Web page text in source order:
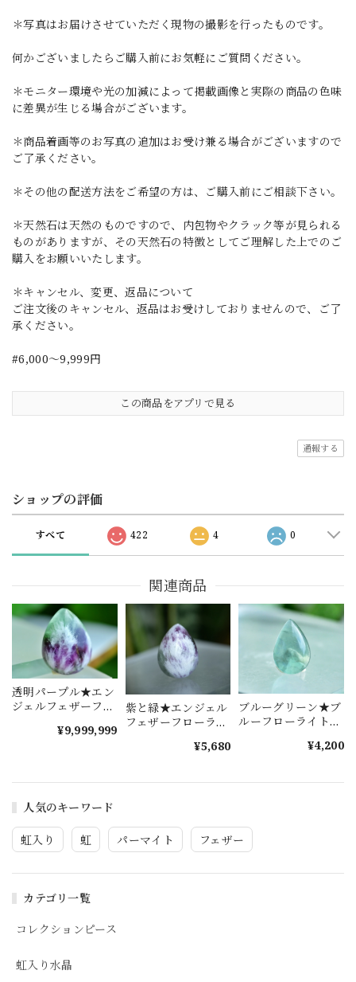
人気のキーワード
虹入り 虹 パーマイト フェザー
カテゴリ一覧
コレクションピース
虹入り水晶
＊写真はお届けさせていただく現物の撮影を行ったものです。
何かございましたらご購入前にお気軽にご質問ください。
＊モニター環境や光の加減によって掲載画像と実際の商品の色味
に差異が生じる場合がございます。
＊商品着画等のお写真の追加はお受け兼る場合がございますので
ご了承ください。
＊その他の配送方法をご希望の方は、ご購入前にご相談下さい。
＊天然石は天然のものですので、内包物やクラック等が見られる
ものがありますが、その天然石の特徴としてご理解した上でのご
購入をお願いいたします。
＊キャンセル、変更、返品について
ご注文後のキャンセル、返品はお受けしておりませんので、ご了
承ください。
#6,000～9,999円
この商品をアプリで見る
通報する
ショップの評価
すべて 422 4 0
関連商品
透明パープル★エン
ジェルフェザーフロ
¥9,999,999
紫と緑★エンジェル
フェザーフローライ
¥5,680
ブルーグリーン★ブ
ルーフローライト
¥4,200